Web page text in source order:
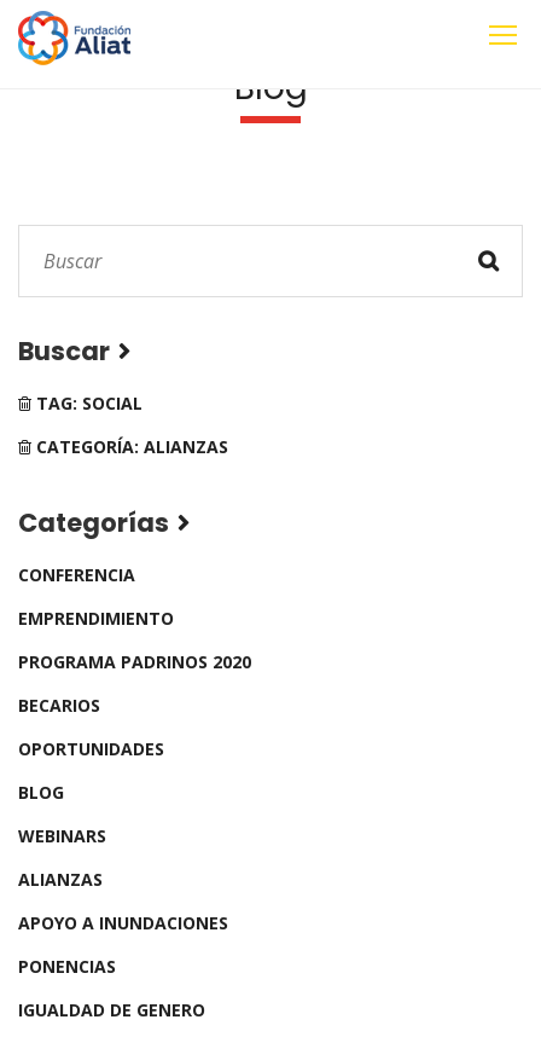
Blog
Buscar
TAG: SOCIAL
CATEGORÍA: ALIANZAS
Categorías
CONFERENCIA
EMPRENDIMIENTO
PROGRAMA PADRINOS 2020
BECARIOS
OPORTUNIDADES
BLOG
WEBINARS
ALIANZAS
APOYO A INUNDACIONES
PONENCIAS
IGUALDAD DE GENERO